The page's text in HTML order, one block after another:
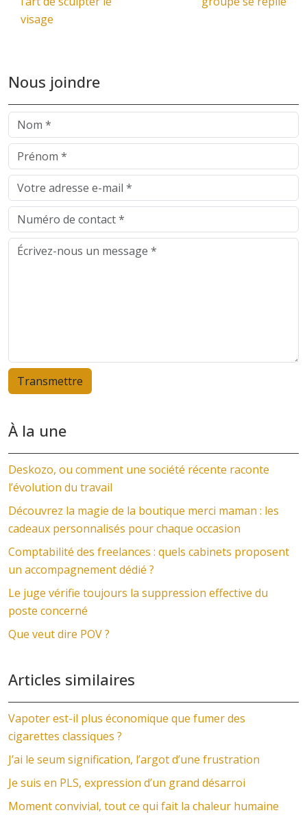
visage
Nous joindre
À la une
Deskozo, ou comment une société récente raconte
l’évolution du travail
Découvrez la magie de la boutique merci maman : les
cadeaux personnalisés pour chaque occasion
Comptabilité des freelances : quels cabinets proposent
un accompagnement dédié ?
Le juge vérifie toujours la suppression effective du
poste concerné
Que veut dire POV ?
Articles similaires
Vapoter est-il plus économique que fumer des
cigarettes classiques ?
J’ai le seum signification, l’argot d’une frustration
Je suis en PLS, expression d’un grand désarroi
Moment convivial, tout ce qui fait la chaleur humaine